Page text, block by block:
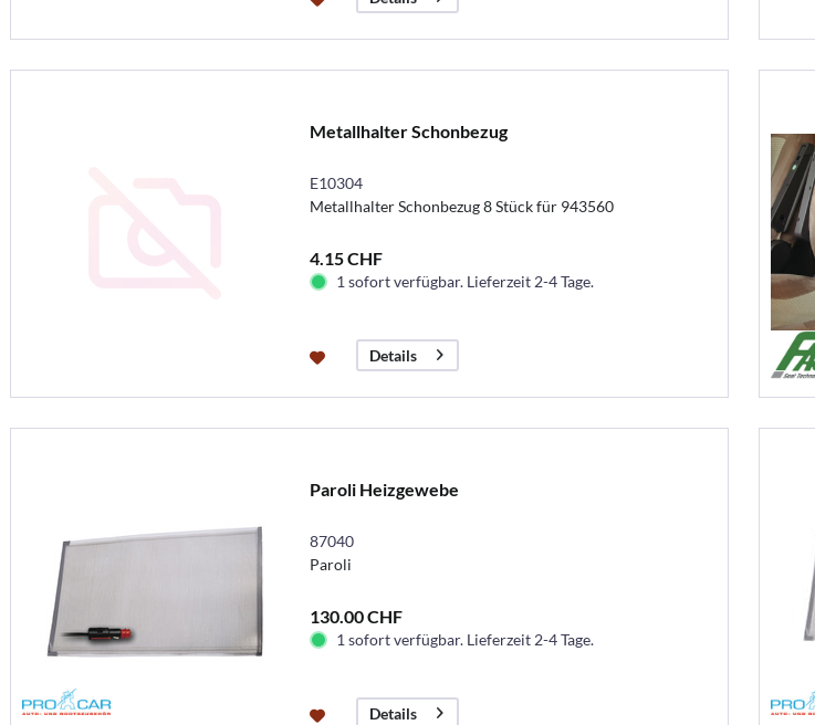
Metallhalter Schonbezug
E10304
Metallhalter Schonbezug 8 Stück für 943560
4.15 CHF
1 sofort verfügbar. Lieferzeit 2-4 Tage.
Details
Paroli Heizgewebe
87040
Paroli
130.00 CHF
1 sofort verfügbar. Lieferzeit 2-4 Tage.
Details